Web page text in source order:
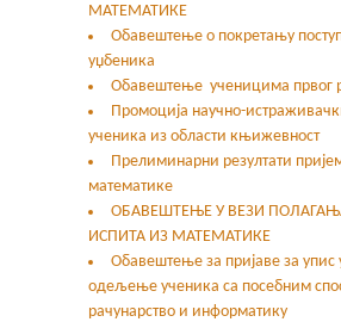
МАТЕМАТИКЕ
Обавештење о покретању
уџбеника
Обавештење ученицима првог
Промоција научно-
ученика из области књижевност
Прелиминарни резултати
математике
ОБАВЕШТЕЊЕ У ВЕЗИ
ИСПИТА ИЗ МАТЕМАТИКЕ
Oбавештење за пријаве за упис
одељење ученика са посебним
рачунарство и информатику